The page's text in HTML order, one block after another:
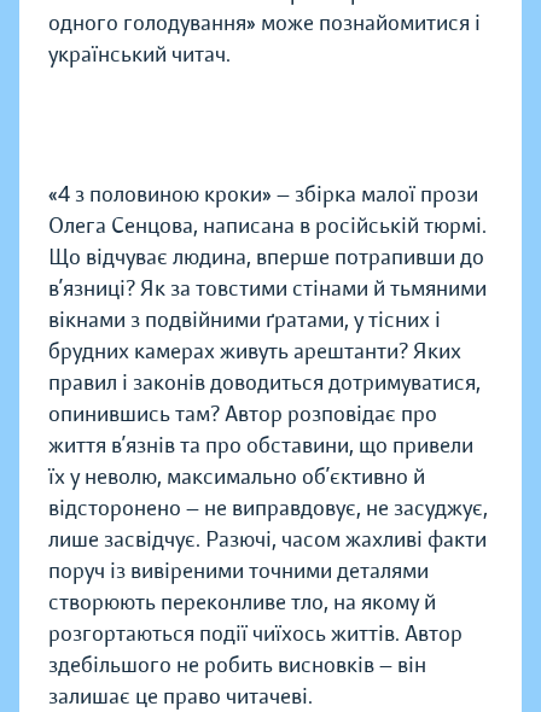
одного голодування» може познайомитися і
україн­ський читач.
«4 з половиною кроки» — збірка малої прози
Олега Сенцова, написана в російській тюрмі.
Що відчуває людина, вперше потрапивши до
в’язниці? Як за товстими стінами й тьмяними
вікнами з подвійними ґратами, у тісних і
брудних камерах живуть арештанти? Яких
правил і законів доводиться дотримуватися,
опинившись там? Автор розповідає про
життя в’язнів та про обставини, що привели
їх у неволю, максимально об’єктивно й
відсторонено — не виправдовує, не засуджує,
лише засвідчує. Разючі, часом жахливі факти
поруч із вивіреними точними деталями
створюють переконливе тло, на якому й
розгортаються події чиїхось життів. Автор
здебільшого не робить висновків — він
залишає це право читачеві.